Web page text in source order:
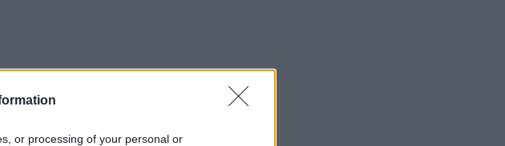
or processing of your personal or